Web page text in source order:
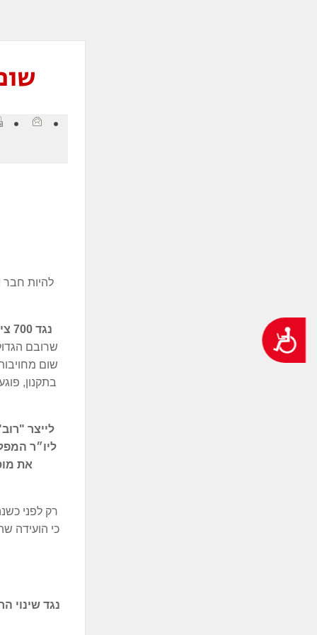
נגישות
להיות חבר
*נגד 700 צירופים לא דמוקרטים לוועידה
שרובם
שום
בתקנון,
לייצר
ליו״ר
את
*נגד שינוי